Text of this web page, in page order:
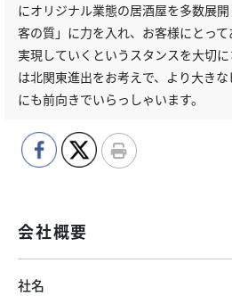
にオリジナル業態の居酒屋を多数展
客の質」に力を入れ、お客様にとっ
実現していくというスタンスを大切
は北関東進出をお考えで、より大き
にも前向きでいらっしゃいます。
会社概要
社名